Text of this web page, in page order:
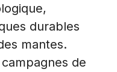
durables
mantes.
de